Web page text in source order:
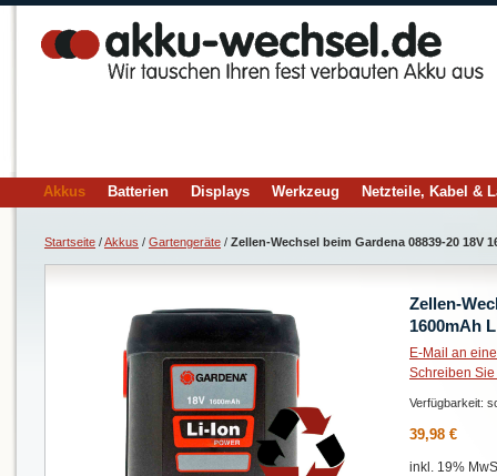
Akkus Batterien Displays Werkzeug Netzteile, Kabel &
Startseite /Akkus / Gartengeräte / Zellen-Wechsel beim Gardena 08839-20 18V
Zellen-
1600mAh
E-Mail an
Schreiben
Verfügbarkeit:
39,98 €
inkl. 19%